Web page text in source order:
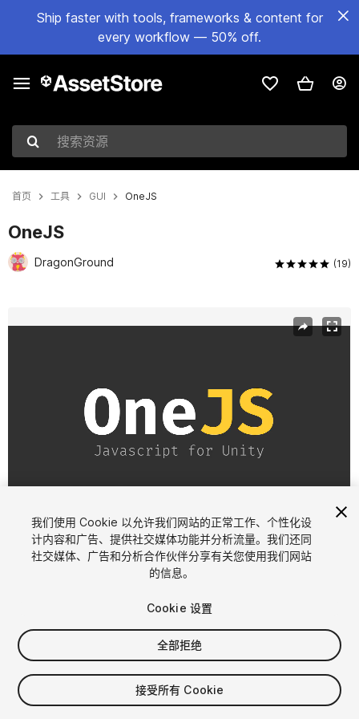
Ship faster with tools, frameworks & content for
every workflow — 50% off.
搜索资源
首页 工具 GUI OneJS
OneJS
DragonGround (19)
1/8
$69.99
席位
我们使用 Cookie 以允许我们网站的正常工作、个性化设
计内容和广告、提供社交媒体功能并分析流量。我们还同
社交媒体、广告和分析合作伙伴分享有关您使用我们网站
的信息。
Cookie 设置
全部拒绝
接受所有 Cookie